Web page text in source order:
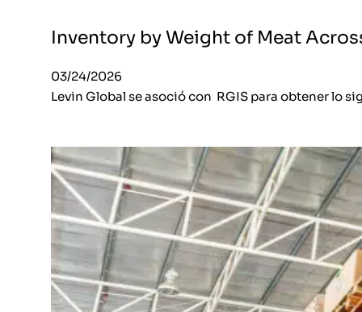
Inventory by Weight of Meat
03/24/2026
Levin Global se asoció con RGIS para obtener lo